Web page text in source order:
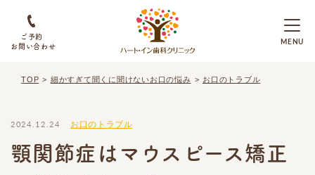
TOP 細かすぎて聞くに聞けないお口の悩み お口のトラブル
2024.12.24 お口のトラブル
顎関節症はマウスピース矯正
ご予約
お問い合わせ